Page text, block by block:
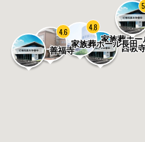
西教
家族葬ホー
4.8
家族葬ホール長田
4.6
善福寺